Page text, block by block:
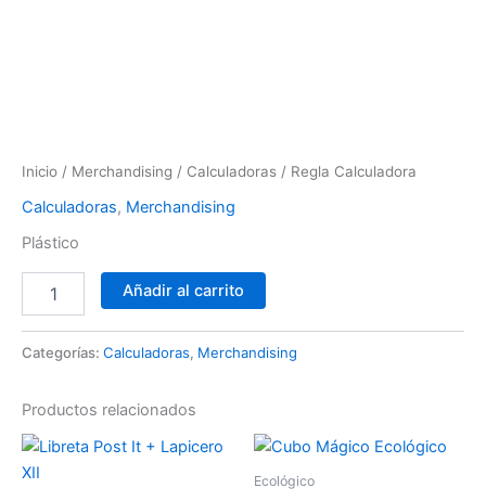
Inicio / Merchandising / Calculadoras / Regla Calculadora
Calculadoras, Merchandising
Plástico
Añadir al carrito
Categorías: Calculadoras, Merchandising
Productos relacionados
Ecológico